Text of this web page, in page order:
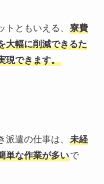
ともいえる、 寮費
大幅に削減できるた
現できます。
遣の仕事は、 未経
単な作業が多いで